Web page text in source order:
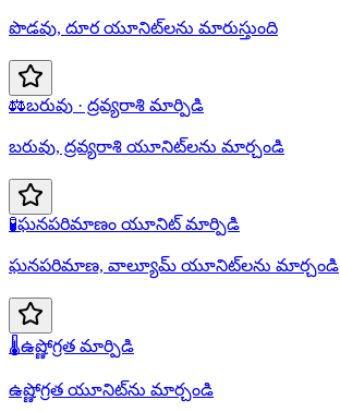
పొడవు, దూర యూనిట్‌లను మారుస్తుంది
⚖️బరువు · ద్రవ్యరాశి మార్పిడి
బరువు, ద్రవ్యరాశి యూనిట్‌లను మార్చండి
🧪ఘనపరిమాణం యూనిట్ మార్పిడి
ఘనపరిమాణ, వాల్యూమ్ యూనిట్‌లను మార్చండి
🌡️ఉష్ణోగ్రత మార్పిడి
ఉష్ణోగ్రత యూనిట్‌ను మార్చండి